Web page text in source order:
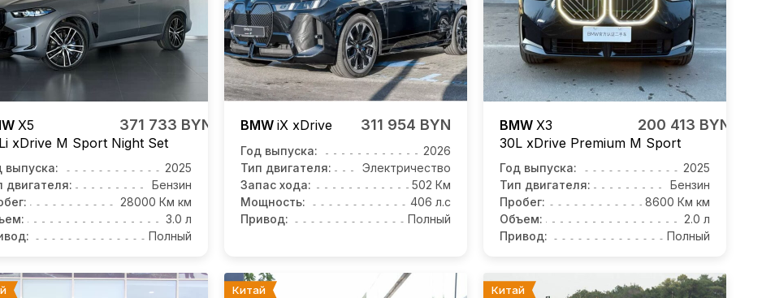
X5
xDrive M Sport Night Set
371 733 BYN
выпуска:
2025
двигателя:
Бензин
28000 Км км
3.0 л
Полный
BMW iX xDrive 311 954 BYN
Год выпуска:
2026
Тип двигателя:
Электричество
Запас хода:
502 Км
Мощность:
406 л.с
Привод:
Полный
BMW X3
30L xDrive Premium M Sport
200 413 BYN
Год выпуска:
2025
Тип двигателя:
Бензин
Пробег:
8600 Км км
Объем:
2.0 л
Привод:
Полный
Китай
Китай